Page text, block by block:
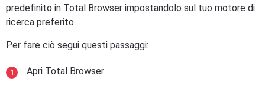
predefinito in Total Browser impostandolo sul tuo motore di
ricerca preferito.
Per fare ciò segui questi passaggi:
Apri Total Browser